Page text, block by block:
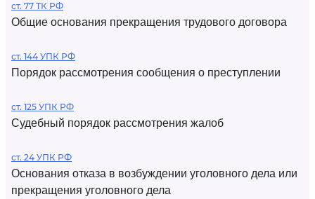
ст. 77 ТК РФ
Общие основания прекращения трудового договора
ст. 144 УПК РФ
Порядок рассмотрения сообщения о преступлении
ст. 125 УПК РФ
Судебный порядок рассмотрения жалоб
ст. 24 УПК РФ
Основания отказа в возбуждении уголовного дела или
прекращения уголовного дела